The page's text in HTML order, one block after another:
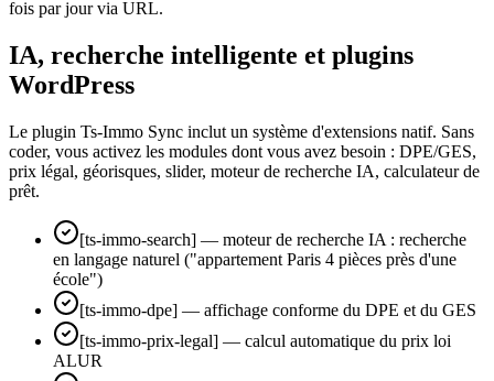
fois par jour via URL.
IA, recherche intelligente et plugins
WordPress
Le plugin Ts-Immo Sync inclut un système d'extensions natif. Sans
coder, vous activez les modules dont vous avez besoin : DPE/GES,
prix légal, géorisques, slider, moteur de recherche IA, calculateur de
prêt.
[ts-immo-search] — moteur de recherche IA : recherche
en langage naturel ("appartement Paris 4 pièces près d'une
école")
[ts-immo-dpe] — affichage conforme du DPE et du GES
[ts-immo-prix-legal] — calcul automatique du prix loi
ALUR